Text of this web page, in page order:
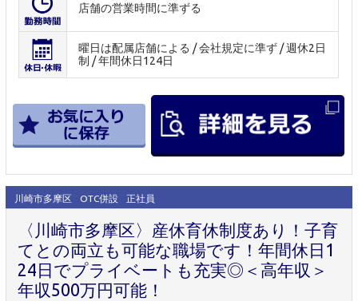
店舗の営業時間に準ずる
曜日は配属店舗による / 会社規定に準ず / 週休2日
制 / 年間休日124日
川崎市多摩区 OTC併設 正社員
〈川崎市多摩区〉産休育休制度あり！子育
てとの両立も可能な職場です！年間休日1
24日でプライベートも充実◎＜高年収＞
年収500万円可能！